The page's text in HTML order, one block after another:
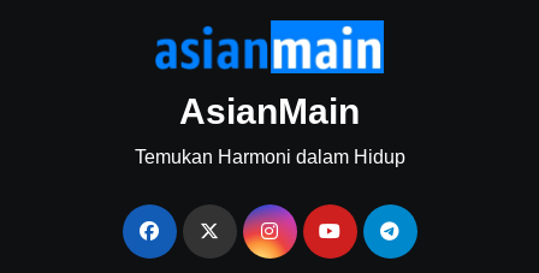
AsianMain
Temukan Harmoni dalam Hidup